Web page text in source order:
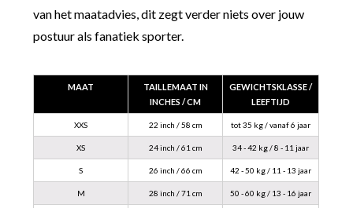
van het maatadvies, dit zegt verder niets over jouw
postuur als fanatiek sporter.
MAAT
TAILLEMAAT IN
INCHES / CM
GEWICHTSKLASSE /
LEEFTIJD
XXS 22 inch / 58 cm tot 35 kg / vanaf 6 jaar
XS 24 inch / 61 cm 34 - 42 kg / 8 - 11 jaar
S 26 inch / 66 cm 42 - 50 kg / 11 - 13 jaar
M 28 inch / 71 cm 50 - 60 kg / 13 - 16 jaar